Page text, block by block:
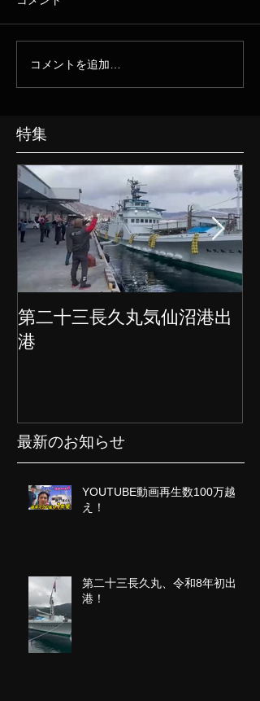
コメントを追加…
特集
第二十三長久丸気仙沼港出
港
最新のお知らせ
YOUTUBE動画再生数100万越
え！
第二十三長久丸、令和8年初出
港！